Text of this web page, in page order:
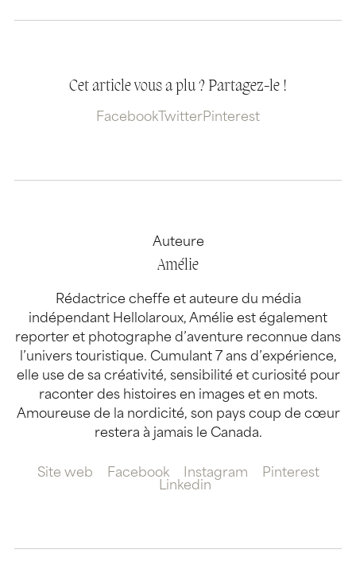
Cet article vous a plu ? Partagez-le !
Facebook TwitterPinterest
Auteure
Amélie
Rédactrice cheffe et auteure du média
indépendant Hellolaroux, Amélie est également
reporter et photographe d’aventure reconnue dans
l’univers touristique. Cumulant 7 ans d’expérience,
elle use de sa créativité, sensibilité et curiosité pour
raconter des histoires en images et en mots.
Amoureuse de la nordicité, son pays coup de cœur
restera à jamais le Canada.
Site web Facebook Instagram
Pinterest
Linkedin